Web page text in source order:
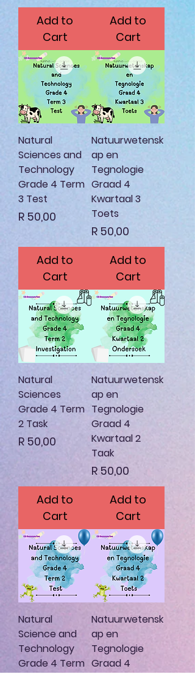
Add to
Cart
Add to
Cart
Natural
Sciences and
Technology
Grade 4 Term
3 Test
Price
R 50,00
Add to
Cart
Natuurwetensk
ap en
Tegnologie
Graad 4
Kwartaal 3
Toets
Price
R 50,00
Add to
Cart
Natural
Sciences
Grade 4 Term
2 Task
Price
R 50,00
Add to
Cart
Natuurwetensk
ap en
Tegnologie
Graad 4
Kwartaal 2
Taak
Price
R 50,00
Add to
Cart
Natural
Science and
Technology
Grade 4 Term
Natuurwetensk
ap en
Tegnologie
Graad 4